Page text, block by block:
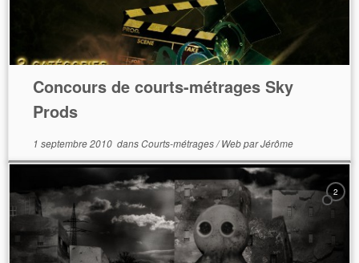
Concours de courts-métrages Sky
Prods
1 septembre 2010dansCourts-métrages/WebparJérôme
2